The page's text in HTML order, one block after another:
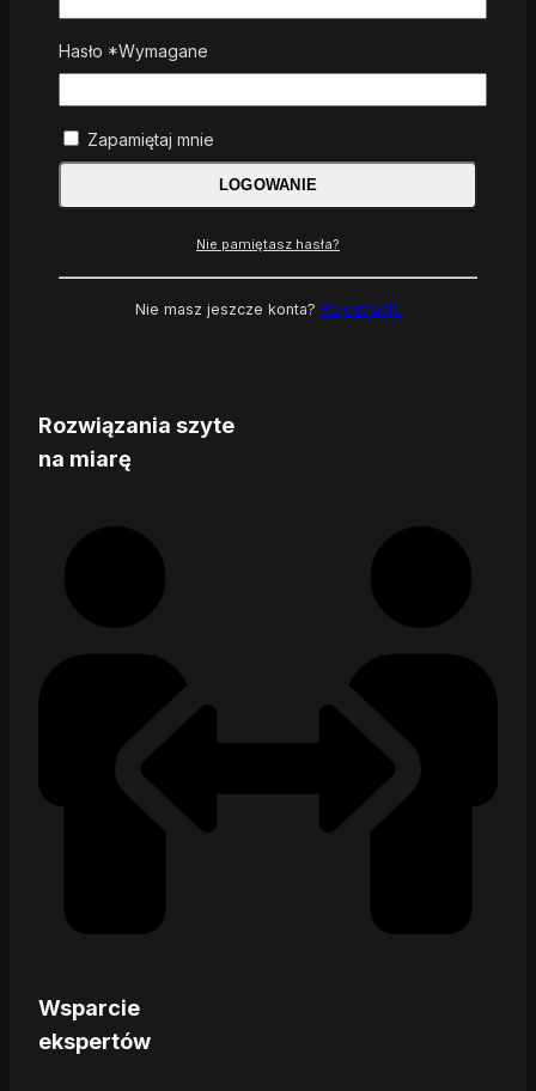
Rozwiązania szyte
na miarę
Wsparcie
ekspertów
Hasło *Wymagane
Zapamiętaj mnie
LOGOWANIE
Nie pamiętasz hasła?
Nie masz jeszcze konta? Rejestracja